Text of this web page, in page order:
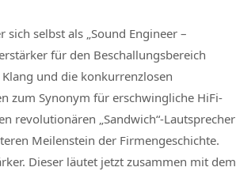
selbst als „Sound Engineer –
für den Beschallungsbereich
und die konkurrenzlosen
zum Synonym für erschwingliche HiFi-
revolutionären „Sandwich“-Lautsprecher
Meilenstein der Firmengeschichte.
Dieser läutet jetzt zusammen mit dem